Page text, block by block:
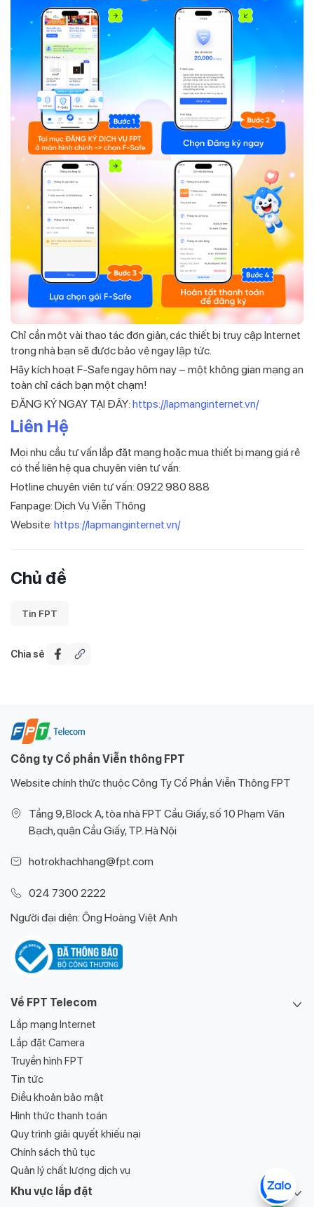
Chỉ cần một vài thao tác đơn giản, các thiết bị truy cập Internet
trong nhà bạn sẽ được bảo vệ ngay lập tức.
Hãy kích hoạt F-Safe ngay hôm nay – một không gian mạng an
toàn chỉ cách bạn một chạm!
ĐĂNG KÝ NGAY TẠI ĐÂY: https://lapmanginternet.vn/
Liên Hệ
Mọi nhu cầu tư vấn lắp đặt mạng hoặc mua thiết bị mạng giá rẻ
có thể liên hệ qua chuyên viên tư vấn:
Hotline chuyên viên tư vấn: 0922 980 888
Fanpage: Dịch Vụ Viễn Thông
Website: https://lapmanginternet.vn/
Chủ đề
Tin FPT
Chia sẻ
Công ty Cổ phần Viễn thông FPT
Website chính thức thuộc Công Ty Cổ Phần Viễn Thông FPT
Tầng 9, Block A, tòa nhà FPT Cầu Giấy, số 10 Phạm Văn
Bạch, quận Cầu Giấy, TP. Hà Nội
hotrokhachhang@fpt.com
024 7300 2222
Người đại diện: Ông Hoàng Việt Anh
Về FPT Telecom
Lắp mạng Internet
Lắp đặt Camera
Truyền hình FPT
Tin tức
Điều khoản bảo mật
Hình thức thanh toán
Quy trình giải quyết khiếu nại
Chính sách thủ tục
Quản lý chất lượng dịch vụ
Khu vực lắp đặt